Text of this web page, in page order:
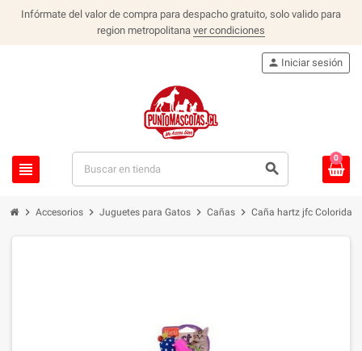
Infórmate del valor de compra para despacho gratuito, solo valido para
region metropolitana ver condiciones
view_headline search
person Iniciar sesión
0
chevron_right Accesorios chevron_right Juguetes para Gatos chevron_right Cañas chevron_right Caña hartz jfc Colorida